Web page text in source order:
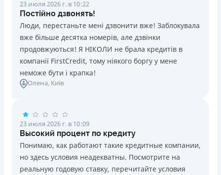
23 июля 2026 г. в 10:22
Постійно дзвонять!
Люди, перестаньте мені дзвонити вже! Заблокувала
вже більше десятка номерів, але дзвінки
продовжуються! Я НІКОЛИ не брала кредитів в
компанії FirstCredit, тому ніякого боргу у мене
неможе бути і крапка!
Олена, Київ
23 июля 2026 г. в 10:09
Высокий процент по кредиту
Понимаю, как работают такие кредитные компании,
но здесь условия неадекватны. Посмотрите на
реальную годовую ставку, перечитайте условия